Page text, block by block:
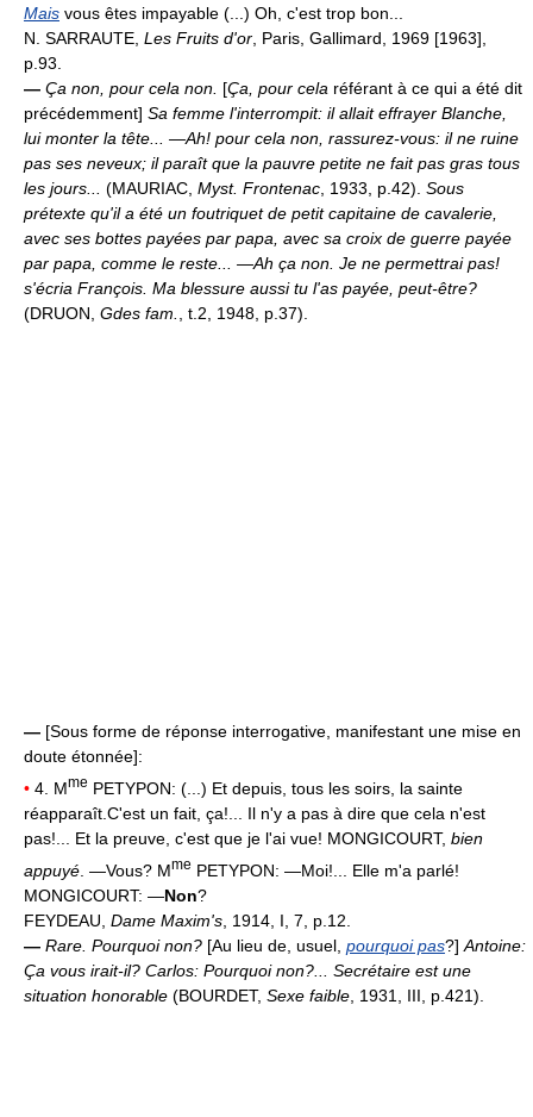
Mais vous êtes impayable (...) Oh, c'est trop bon...
N. SARRAUTE, Les Fruits d'or, Paris, Gallimard, 1969 [1963],
p.93.
— Ça non, pour cela non. [Ça, pour cela référant à ce qui a été dit
précédemment] Sa femme l'interrompit: il allait effrayer Blanche,
lui monter la tête... —Ah! pour cela non, rassurez-vous: il ne ruine
pas ses neveux; il paraît que la pauvre petite ne fait pas gras tous
les jours... (MAURIAC, Myst. Frontenac, 1933, p.42). Sous
prétexte qu'il a été un foutriquet de petit capitaine de cavalerie,
avec ses bottes payées par papa, avec sa croix de guerre payée
par papa, comme le reste... —Ah ça non. Je ne permettrai pas!
s'écria François. Ma blessure aussi tu l'as payée, peut-être?
(DRUON, Gdes fam., t.2, 1948, p.37).
— [Sous forme de réponse interrogative, manifestant une mise en
doute étonnée]:
• 4. Mme PETYPON: (...) Et depuis, tous les soirs, la sainte
réapparaît.C'est un fait, ça!... Il n'y a pas à dire que cela n'est
pas!... Et la preuve, c'est que je l'ai vue! MONGICOURT, bien
appuyé . —Vous? Mme PETYPON: —Moi!... Elle m'a parlé!
MONGICOURT: —Non?
FEYDEAU, Dame Maxim's , 1914, I, 7, p.12.
— Rare. Pourquoi non? [Au lieu de, usuel, pourquoi pas?] Antoine:
Ça vous irait-il? Carlos: Pourquoi non?... Secrétaire est une
situation honorable (BOURDET, Sexe faible , 1931, III, p.421).